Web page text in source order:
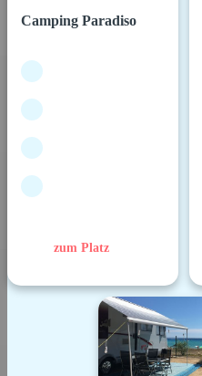
Camping Paradiso
zum Platz